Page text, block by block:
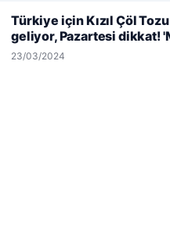
kullanıyoruz.Çerez Politikamız
Reddet
Türkiye için Kızıl Çöl
geliyor, Pazartesi dikkat!
23/03/2024
malta work and